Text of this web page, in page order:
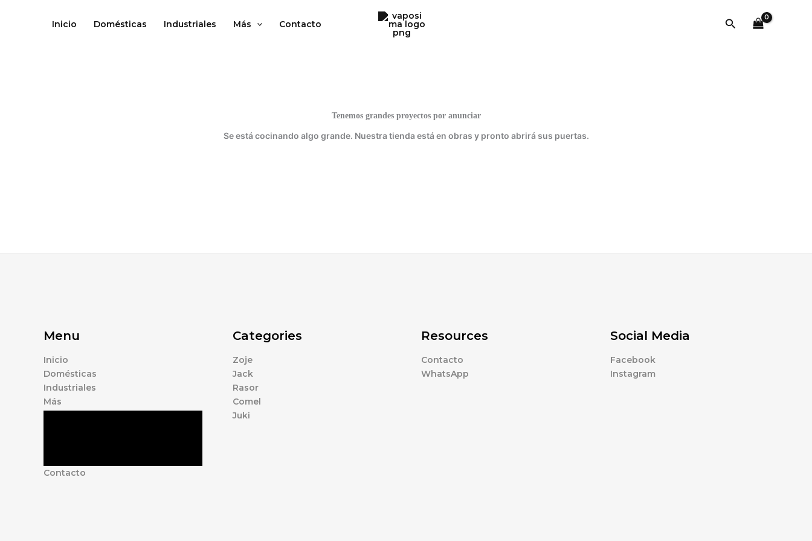
Inicio Domésticas Industriales Más Contacto Buscar
Tenemos grandes proyectos por anunciar
Se está cocinando algo grande. Nuestra tienda está en obras y pronto abrirá sus puertas.
Menu
Inicio
Domésticas
Industriales
Más
Contacto
Categories
Zoje
Jack
Rasor
Comel
Juki
Resources
Contacto
WhatsApp
Social Media
Facebook
Instagram